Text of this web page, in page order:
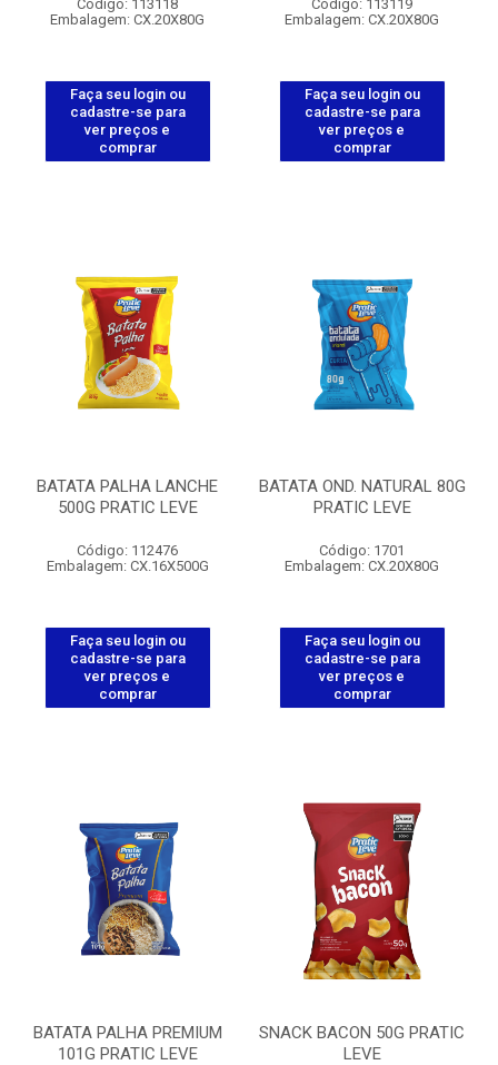
Código: 113118
Embalagem: CX.20X80G
Faça seu login ou
cadastre-se para
ver preços e
comprar
Código: 113119
Embalagem: CX.20X80G
Faça seu login ou
cadastre-se para
ver preços e
comprar
BATATA PALHA LANCHE
500G PRATIC LEVE
Código: 112476
Embalagem: CX.16X500G
Faça seu login ou
cadastre-se para
ver preços e
comprar
BATATA OND. NATURAL 80G
PRATIC LEVE
Código: 1701
Embalagem: CX.20X80G
Faça seu login ou
cadastre-se para
ver preços e
comprar
BATATA PALHA PREMIUM
101G PRATIC LEVE
SNACK BACON 50G PRATIC
LEVE